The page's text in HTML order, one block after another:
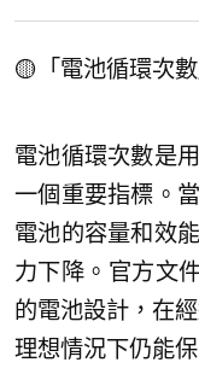
🟡「電池循環次
電池循環次數是
一個重要指標。
電池的容量和效
力下降。官方文
的電池設計，在
理想情況下仍能